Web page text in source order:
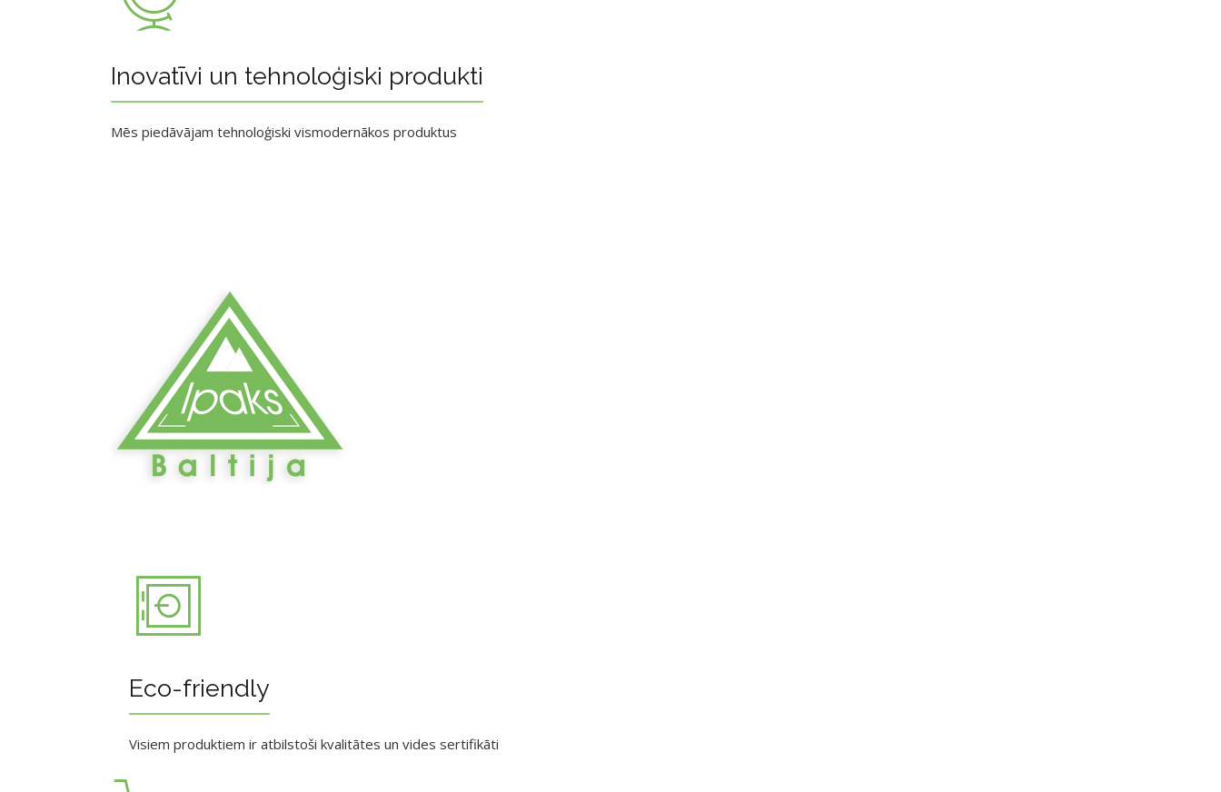
Inovatīvi un tehnoloģiski produkti
Mēs piedāvājam tehnoloģiski vismodernākos produktus
Eco-friendly
Visiem produktiem ir atbilstoši kvalitātes un vides sertifikāti